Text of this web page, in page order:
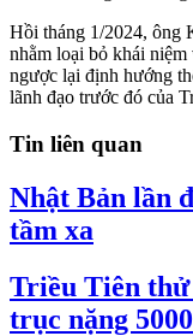
Hồi tháng 1/2024, ông
nhằm loại bỏ khái
ngược lại định hướng
lãnh đạo trước đó của
Tin liên quan
Nhật Bản lần
tầm xa
Triều Tiên
trục nặng